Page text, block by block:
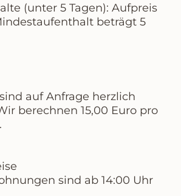
(unter 5 Tagen): Aufpreis
beträgt 5
auf Anfrage herzlich
berechnen 15,00 Euro pro
.
sind ab 14:00 Uhr